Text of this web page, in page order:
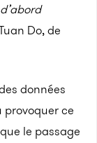
Do, de
données
ce
le passage